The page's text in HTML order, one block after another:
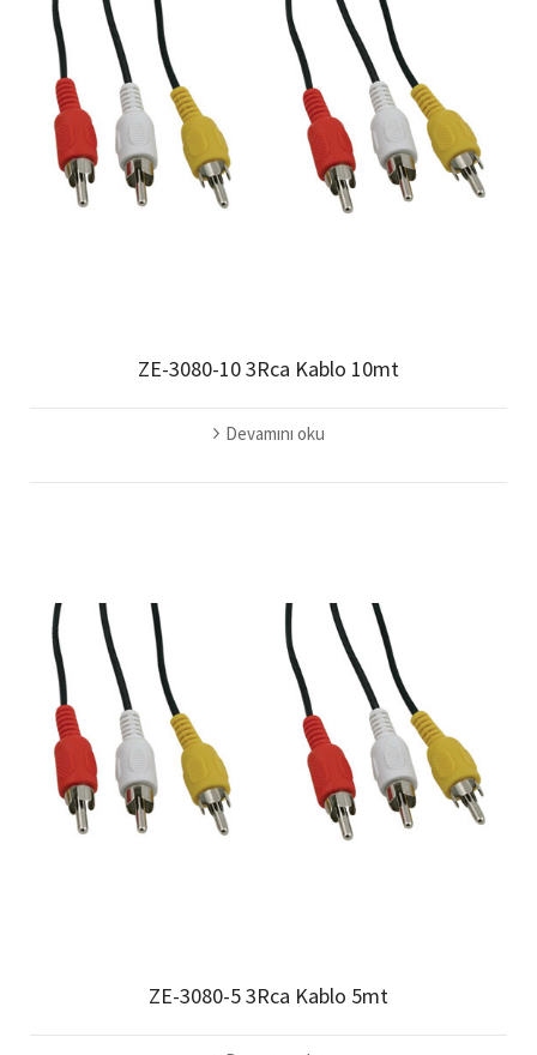
ZE-3080-10 3Rca Kablo 10mt
Devamını oku
ZE-3080-5 3Rca Kablo 5mt